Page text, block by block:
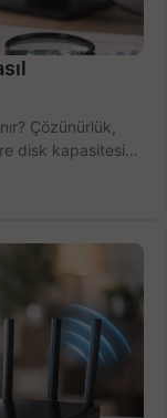
Çözünürlük,
disk kapasitesini